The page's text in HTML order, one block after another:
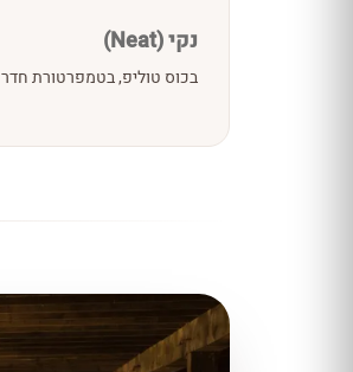
נקי (Neat)
בכוס טוליפ, בטמפרטורת חדר